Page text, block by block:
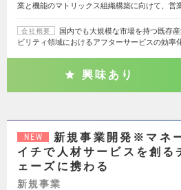
業と機能のマトリックス組織構築に向けて、営
会社概要
国内でも大規模な市場を持つ既存
ビリティ領域におけるアフターサービスの効率
興味あり
NEW
新規事業開発※マネ
イチで人材サービスを創
ェーズに携わる
新規事業